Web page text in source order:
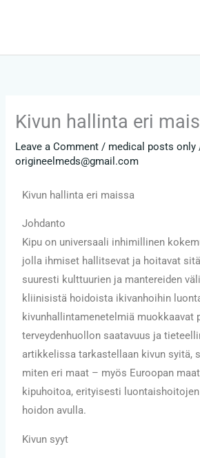
Kivun hallinta eri
Leave a Comment / medical posts only
origineelmeds@gmail.com
Kivun hallinta eri maissa
Johdanto
Kipu on universaali inhimillinen
jolla ihmiset hallitsevat ja hoitavat
suuresti kulttuurien ja mantereiden
kliinisistä hoidoista ikivanhoihin
kivunhallintamenetelmiä muokkaavat
terveydenhuollon saatavuus ja
artikkelissa tarkastellaan kivun syitä,
miten eri maat – myös Euroopan
kipuhoitoa, erityisesti
hoidon avulla.
Kivun syyt